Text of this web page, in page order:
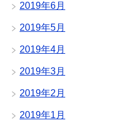
2019年6月
2019年5月
2019年4月
2019年3月
2019年2月
2019年1月